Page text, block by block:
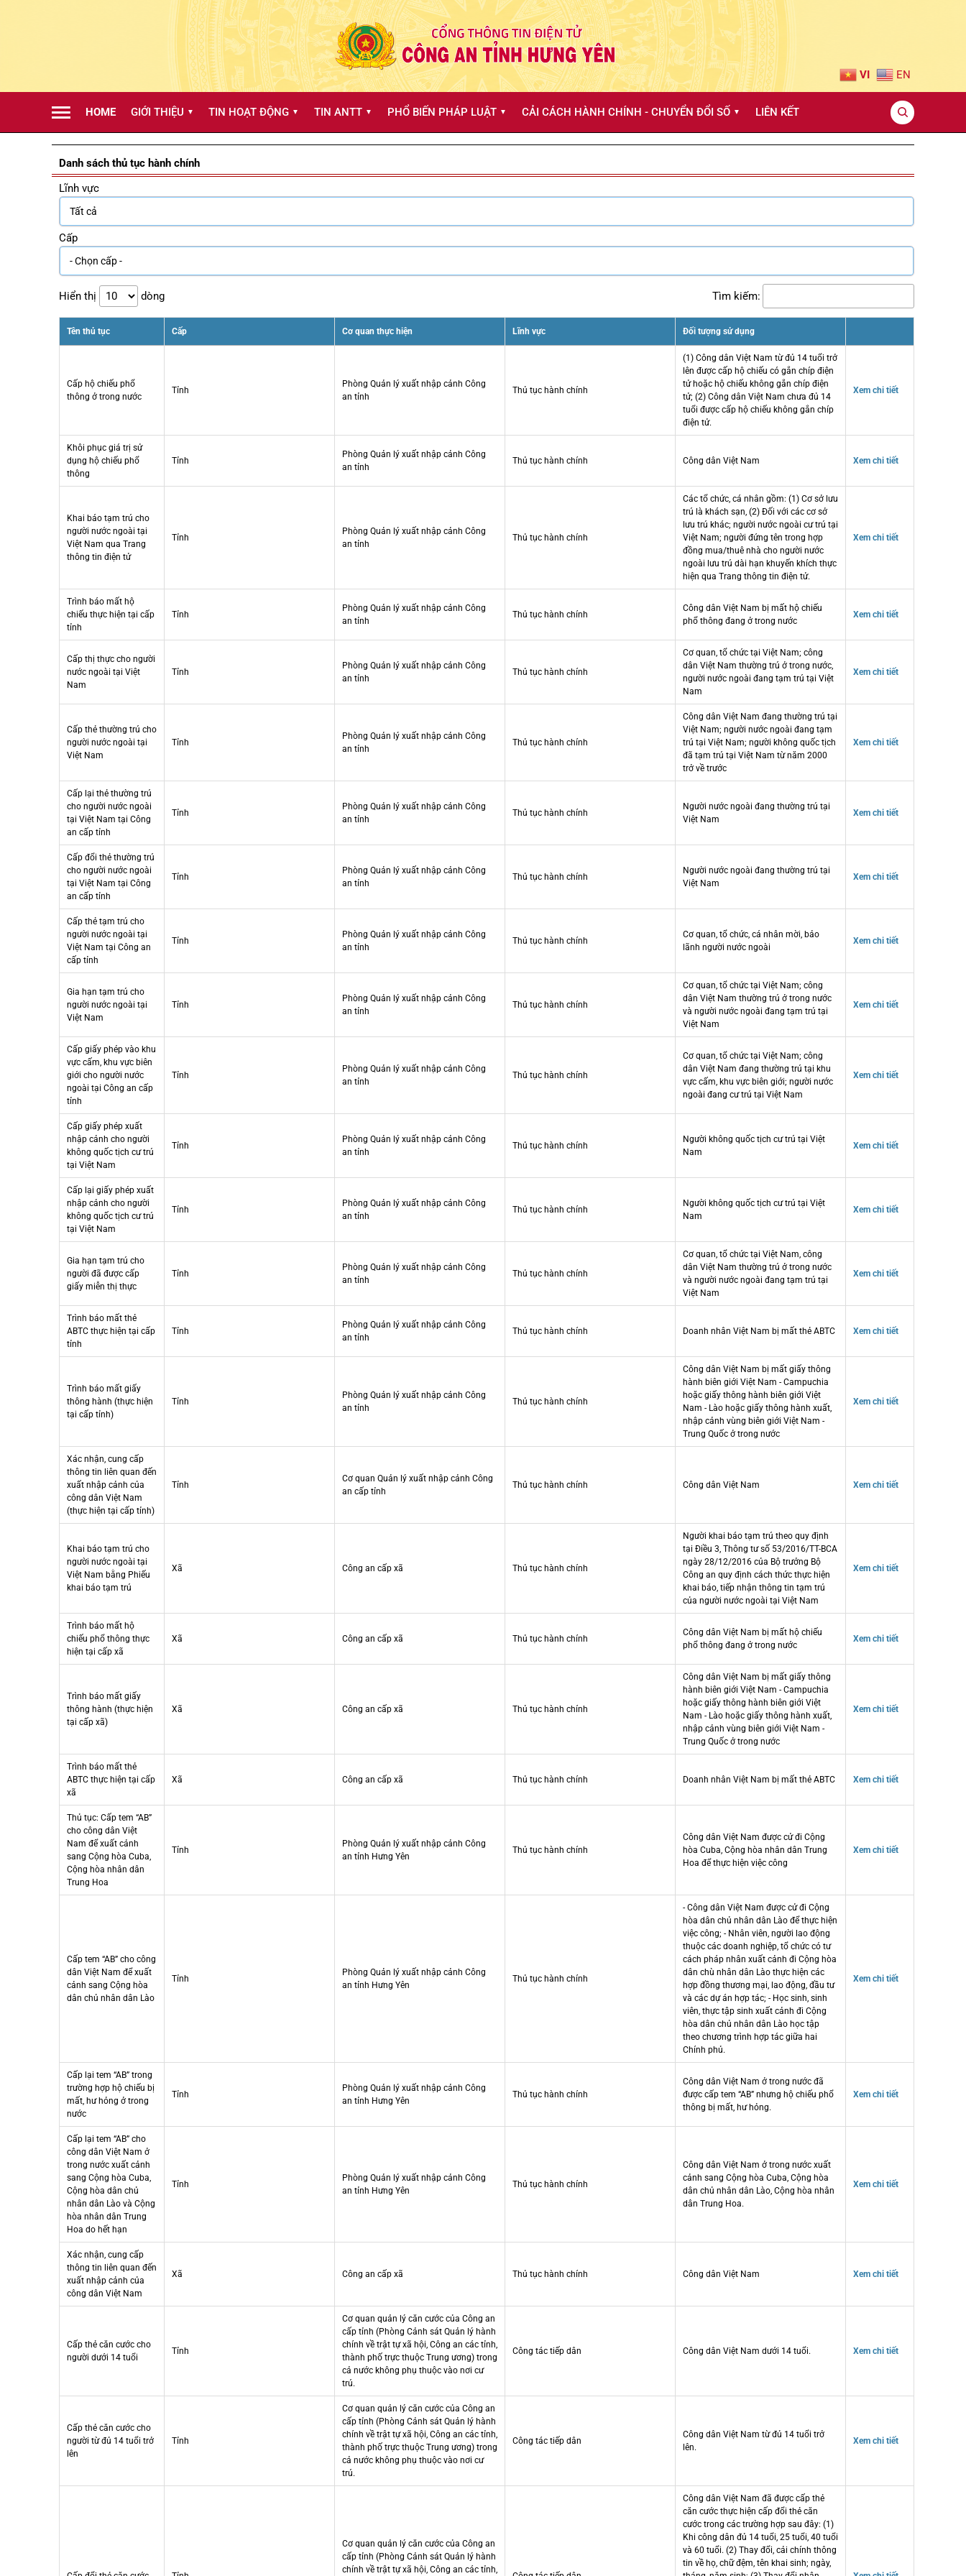
VI EN
HOME GIỚI THIỆU ▼ TIN HOẠT ĐỘNG ▼ TIN ANTT ▼ PHỔ BIẾN PHÁP LUẬT ▼ CẢI CÁCH HÀNH CHÍNH - CHUYỂN ĐỔI SỐ ▼ LIÊN KẾT
Danh sách thủ tục hành chính
Lĩnh vực
Cấp
Hiển thị dòng Tìm kiếm:
Tên thủ tục Cấp Cơ quan thực hiện Lĩnh vực Đối tượng sử dụng
Cấp hộ chiếu phổ
thông ở trong nước
Tỉnh
Phòng Quản lý xuất nhập cảnh Công
an tỉnh
Thủ tục hành chính
(1) Công dân Việt Nam từ đủ 14 tuổi trở
lên được cấp hộ chiếu có gắn chíp điện
tử hoặc hộ chiếu không gắn chíp điện
tử; (2) Công dân Việt Nam chưa đủ 14
tuổi được cấp hộ chiếu không gắn chíp
điện tử.
Xem chi tiết
Khôi phục giá trị sử
dụng hộ chiếu phổ
thông
Tỉnh
Phòng Quản lý xuất nhập cảnh Công
an tỉnh
Thủ tục hành chính Công dân Việt Nam Xem chi tiết
Khai báo tạm trú cho
người nước ngoài tại
Việt Nam qua Trang
thông tin điện tử
Tỉnh
Phòng Quản lý xuất nhập cảnh Công
an tỉnh
Thủ tục hành chính
Các tổ chức, cá nhân gồm: (1) Cơ sở lưu
trú là khách sạn, (2) Đối với các cơ sở
lưu trú khác; người nước ngoài cư trú tại
Việt Nam; người đứng tên trong hợp
đồng mua/thuê nhà cho người nước
ngoài lưu trú dài hạn khuyến khích thực
hiện qua Trang thông tin điện tử.
Xem chi tiết
Trình báo mất hộ
chiếu thực hiện tại cấp
tỉnh
Tỉnh
Phòng Quản lý xuất nhập cảnh Công
an tỉnh
Thủ tục hành chính
Công dân Việt Nam bị mất hộ chiếu
phổ thông đang ở trong nước
Xem chi tiết
Cấp thị thực cho người
nước ngoài tại Việt
Nam
Tỉnh
Phòng Quản lý xuất nhập cảnh Công
an tỉnh
Thủ tục hành chính
Cơ quan, tổ chức tại Việt Nam; công
dân Việt Nam thường trú ở trong nước,
người nước ngoài đang tạm trú tại Việt
Nam
Xem chi tiết
Cấp thẻ thường trú cho
người nước ngoài tại
Việt Nam
Tỉnh
Phòng Quản lý xuất nhập cảnh Công
an tỉnh
Thủ tục hành chính
Công dân Việt Nam đang thường trú tại
Việt Nam; người nước ngoài đang tạm
trú tại Việt Nam; người không quốc tịch
đã tạm trú tại Việt Nam từ năm 2000
trở về trước
Xem chi tiết
Cấp lại thẻ thường trú
cho người nước ngoài
tại Việt Nam tại Công
an cấp tỉnh
Tỉnh
Phòng Quản lý xuất nhập cảnh Công
an tỉnh
Thủ tục hành chính
Người nước ngoài đang thường trú tại
Việt Nam
Xem chi tiết
Cấp đổi thẻ thường trú
cho người nước ngoài
tại Việt Nam tại Công
an cấp tỉnh
Tỉnh
Phòng Quản lý xuất nhập cảnh Công
an tỉnh
Thủ tục hành chính
Người nước ngoài đang thường trú tại
Việt Nam
Xem chi tiết
Cấp thẻ tạm trú cho
người nước ngoài tại
Việt Nam tại Công an
cấp tỉnh
Tỉnh
Phòng Quản lý xuất nhập cảnh Công
an tỉnh
Thủ tục hành chính
Cơ quan, tổ chức, cá nhân mời, bảo
lãnh người nước ngoài
Xem chi tiết
Gia hạn tạm trú cho
người nước ngoài tại
Việt Nam
Tỉnh
Phòng Quản lý xuất nhập cảnh Công
an tỉnh
Thủ tục hành chính
Cơ quan, tổ chức tại Việt Nam; công
dân Việt Nam thường trú ở trong nước
và người nước ngoài đang tạm trú tại
Việt Nam
Xem chi tiết
Cấp giấy phép vào khu
vực cấm, khu vực biên
giới cho người nước
ngoài tại Công an cấp
tỉnh
Tỉnh
Phòng Quản lý xuất nhập cảnh Công
an tỉnh
Thủ tục hành chính
Cơ quan, tổ chức tại Việt Nam; công
dân Việt Nam đang thường trú tại khu
vực cấm, khu vực biên giới; người nước
ngoài đang cư trú tại Việt Nam
Xem chi tiết
Cấp giấy phép xuất
nhập cảnh cho người
không quốc tịch cư trú
tại Việt Nam
Tỉnh
Phòng Quản lý xuất nhập cảnh Công
an tỉnh
Thủ tục hành chính
Người không quốc tịch cư trú tại Việt
Nam
Xem chi tiết
Cấp lại giấy phép xuất
nhập cảnh cho người
không quốc tịch cư trú
tại Việt Nam
Tỉnh
Phòng Quản lý xuất nhập cảnh Công
an tỉnh
Thủ tục hành chính
Người không quốc tịch cư trú tại Việt
Nam
Xem chi tiết
Gia hạn tạm trú cho
người đã được cấp
giấy miễn thị thực
Tỉnh
Phòng Quản lý xuất nhập cảnh Công
an tỉnh
Thủ tục hành chính
Cơ quan, tổ chức tại Việt Nam, công
dân Việt Nam thường trú ở trong nước
và người nước ngoài đang tạm trú tại
Việt Nam
Xem chi tiết
Trình báo mất thẻ
ABTC thực hiện tại cấp
tỉnh
Tỉnh
Phòng Quản lý xuất nhập cảnh Công
an tỉnh
Thủ tục hành chính Doanh nhân Việt Nam bị mất thẻ ABTC Xem chi tiết
Trình báo mất giấy
thông hành (thực hiện
tại cấp tỉnh)
Tỉnh
Phòng Quản lý xuất nhập cảnh Công
an tỉnh
Thủ tục hành chính
Công dân Việt Nam bị mất giấy thông
hành biên giới Việt Nam - Campuchia
hoặc giấy thông hành biên giới Việt
Nam - Lào hoặc giấy thông hành xuất,
nhập cảnh vùng biên giới Việt Nam -
Trung Quốc ở trong nước
Xem chi tiết
Xác nhận, cung cấp
thông tin liên quan đến
xuất nhập cảnh của
công dân Việt Nam
(thực hiện tại cấp tỉnh)
Tỉnh
Cơ quan Quản lý xuất nhập cảnh Công
an cấp tỉnh
Thủ tục hành chính Công dân Việt Nam Xem chi tiết
Khai báo tạm trú cho
người nước ngoài tại
Việt Nam bằng Phiếu
khai báo tạm trú
Xã Công an cấp xã Thủ tục hành chính
Người khai báo tạm trú theo quy định
tại Điều 3, Thông tư số 53/2016/TT-BCA
ngày 28/12/2016 của Bộ trưởng Bộ
Công an quy định cách thức thực hiện
khai báo, tiếp nhận thông tin tạm trú
của người nước ngoài tại Việt Nam
Xem chi tiết
Trình báo mất hộ
chiếu phổ thông thực
hiện tại cấp xã
Xã Công an cấp xã Thủ tục hành chính
Công dân Việt Nam bị mất hộ chiếu
phổ thông đang ở trong nước
Xem chi tiết
Trình báo mất giấy
thông hành (thực hiện
tại cấp xã)
Xã Công an cấp xã Thủ tục hành chính
Công dân Việt Nam bị mất giấy thông
hành biên giới Việt Nam - Campuchia
hoặc giấy thông hành biên giới Việt
Nam - Lào hoặc giấy thông hành xuất,
nhập cảnh vùng biên giới Việt Nam -
Trung Quốc ở trong nước
Xem chi tiết
Trình báo mất thẻ
ABTC thực hiện tại cấp
xã
Xã Công an cấp xã Thủ tục hành chính Doanh nhân Việt Nam bị mất thẻ ABTC Xem chi tiết
Thủ tục: Cấp tem “AB”
cho công dân Việt
Nam để xuất cảnh
sang Cộng hòa Cuba,
Cộng hòa nhân dân
Trung Hoa
Tỉnh
Phòng Quản lý xuất nhập cảnh Công
an tỉnh Hưng Yên
Thủ tục hành chính
Công dân Việt Nam được cử đi Cộng
hòa Cuba, Cộng hòa nhân dân Trung
Hoa để thực hiện việc công
Xem chi tiết
Cấp tem “AB” cho công
dân Việt Nam để xuất
cảnh sang Cộng hòa
dân chủ nhân dân Lào
Tỉnh
Phòng Quản lý xuất nhập cảnh Công
an tỉnh Hưng Yên
Thủ tục hành chính
- Công dân Việt Nam được cử đi Cộng
hòa dân chủ nhân dân Lào để thực hiện
việc công; - Nhân viên, người lao động
thuộc các doanh nghiệp, tổ chức có tư
cách pháp nhân xuất cảnh đi Cộng hòa
dân chù nhân dân Lào thực hiện các
hợp đồng thương mại, lao động, đầu tư
và các dự án hợp tác; - Học sinh, sinh
viên, thực tập sinh xuất cảnh đi Cộng
hòa dân chủ nhân dân Lào học tập
theo chương trình hợp tác giữa hai
Chính phủ.
Xem chi tiết
Cấp lại tem “AB” trong
trường hợp hộ chiếu bị
mất, hư hỏng ở trong
nước
Tỉnh
Phòng Quản lý xuất nhập cảnh Công
an tỉnh Hưng Yên
Thủ tục hành chính
Công dân Việt Nam ở trong nước đã
được cấp tem “AB” nhưng hộ chiếu phổ
thông bị mất, hư hỏng.
Xem chi tiết
Cấp lại tem “AB” cho
công dân Việt Nam ở
trong nước xuất cảnh
sang Cộng hòa Cuba,
Cộng hòa dân chủ
nhân dân Lào và Cộng
hòa nhân dân Trung
Hoa do hết hạn
Tỉnh
Phòng Quản lý xuất nhập cảnh Công
an tỉnh Hưng Yên
Thủ tục hành chính
Công dân Việt Nam ở trong nước xuất
cảnh sang Cộng hòa Cuba, Cộng hòa
dân chủ nhân dân Lào, Cộng hòa nhân
dân Trung Hoa.
Xem chi tiết
Xác nhận, cung cấp
thông tin liên quan đến
xuất nhập cảnh của
công dân Việt Nam
Xã Công an cấp xã Thủ tục hành chính Công dân Việt Nam Xem chi tiết
Cấp thẻ căn cước cho
người dưới 14 tuổi
Tỉnh
Cơ quan quản lý căn cước của Công an
cấp tỉnh (Phòng Cảnh sát Quản lý hành
chính về trật tự xã hội, Công an các tỉnh,
thành phố trực thuộc Trung ương) trong
cả nước không phụ thuộc vào nơi cư
trú.
Công tác tiếp dân Công dân Việt Nam dưới 14 tuổi. Xem chi tiết
Cấp thẻ căn cước cho
người từ đủ 14 tuổi trở
lên
Tỉnh
Cơ quan quản lý căn cước của Công an
cấp tỉnh (Phòng Cảnh sát Quản lý hành
chính về trật tự xã hội, Công an các tỉnh,
thành phố trực thuộc Trung ương) trong
cả nước không phụ thuộc vào nơi cư
trú.
Công tác tiếp dân
Công dân Việt Nam từ đủ 14 tuổi trở
lên.
Xem chi tiết
Cơ quan quản lý căn cước của Công an
cấp tỉnh (Phòng Cảnh sát Quản lý hành
chính về trật tự xã hội, Công an các tỉnh,
Công dân Việt Nam đã được cấp thẻ
căn cước thực hiện cấp đổi thẻ căn
cước trong các trường hợp sau đây: (1)
Khi công dân đủ 14 tuổi, 25 tuổi, 40 tuổi
và 60 tuổi. (2) Thay đổi, cải chính thông
tin về họ, chữ đệm, tên khai sinh; ngày,